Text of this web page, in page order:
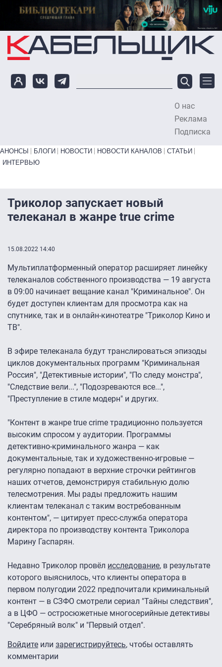
Перейти к основному содержанию
О нас
Реклама
Подписка
Primary links bottom
АНОНСЫ БЛОГИ НОВОСТИ НОВОСТИ КАНАЛОВ
СТАТЬИ
ИНТЕРВЬЮ
Триколор запускает новый
телеканал в жанре true crime
15.08.2022 14:40
Мультиплатформенный оператор расширяет линейку
телеканалов собственного производства — 19 августа
в 09:00 начинает вещание канал "Криминальное". Он
будет доступен клиентам для просмотра как на
спутнике, так и в онлайн-кинотеатре "Триколор Кино и
ТВ".
В эфире телеканала будут транслироваться эпизоды
циклов документальных программ "Криминальная
Россия", "Детективные истории", "По следу монстра",
"Следствие вели...", "Подозреваются все...",
"Преступление в стиле модерн" и других.
"Контент в жанре true crime традиционно пользуется
высоким спросом у аудитории. Программы
детективно-криминального жанра — как
документальные, так и художественно-игровые —
регулярно попадают в верхние строчки рейтингов
наших отчетов, демонстрируя стабильную долю
телесмотрения. Мы рады предложить нашим
клиентам телеканал с таким востребованным
контентом", — цитирует пресс-служба оператора
директора по производству контента Триколора
Марину Гаспарян.
Недавно Триколор провёл исследование, в результате
которого выяснилось, что клиенты оператора в
первом полугодии 2022 предпочитали криминальный
контент — в СЗФО смотрели сериал "Тайны следствия",
а в ЦФО — остросюжетные многосерийные детективы
"Серебряный волк" и "Первый отдел".
Войдите или зарегистрируйтесь, чтобы оставлять
комментарии